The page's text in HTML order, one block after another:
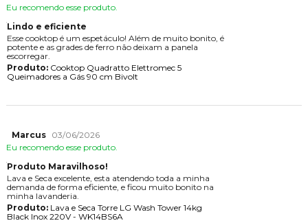
Eu recomendo esse produto.
Lindo e eficiente
Esse cooktop é um espetáculo! Além de muito bonito, é
potente e as grades de ferro não deixam a panela
escorregar.
Produto:Cooktop Quadratto Elettromec 5
Queimadores a Gás 90 cm Bivolt
Marcus
03/06/2026
Eu recomendo esse produto.
Produto Maravilhoso!
Lava e Seca excelente, esta atendendo toda a minha
demanda de forma eficiente, e ficou muito bonito na
minha lavanderia.
Produto:Lava e Seca Torre LG Wash Tower 14kg
Black Inox 220V - WK14BS6A